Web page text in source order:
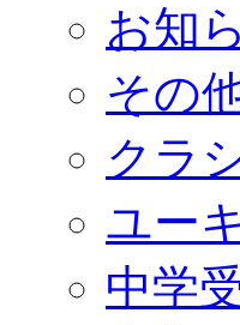
お知
その
クラ
ユー
中学